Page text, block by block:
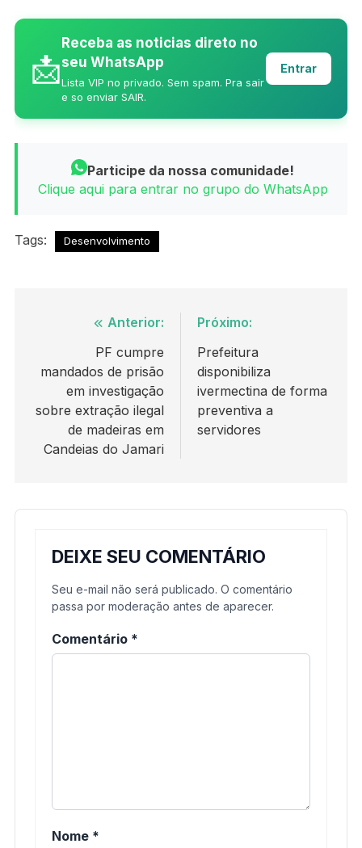
📩
Receba as noticias direto no
seu WhatsApp
Lista VIP no privado. Sem spam. Pra sair
e so enviar SAIR.
Entrar
Participe da nossa comunidade!
Clique aqui para entrar no grupo do WhatsApp
Tags: Desenvolvimento
Navegação
Post
Anterior:
PF cumpre
mandados de prisão
em investigação
sobre extração ilegal
de madeiras em
Candeias do Jamari
Próximo:
Prefeitura
disponibiliza
ivermectina de forma
preventiva a
servidores
DEIXE SEU COMENTÁRIO
Seu e-mail não será publicado. O comentário
passa por moderação antes de aparecer.
Comentário *
Nome *